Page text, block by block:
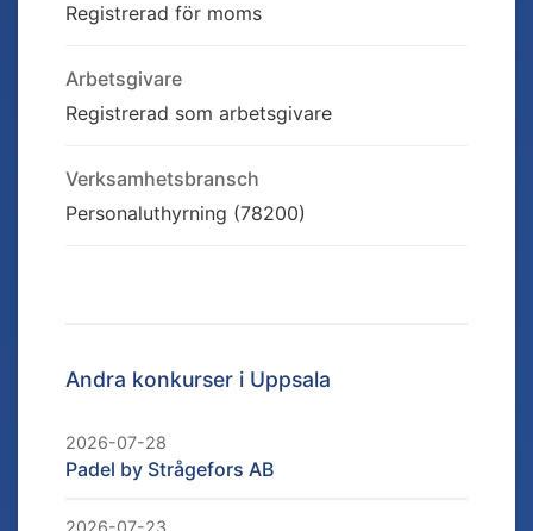
Registrerad för moms
Arbetsgivare
Registrerad som arbetsgivare
Verksamhetsbransch
Personaluthyrning (78200)
Andra konkurser i Uppsala
2026-07-28
Padel by Strågefors AB